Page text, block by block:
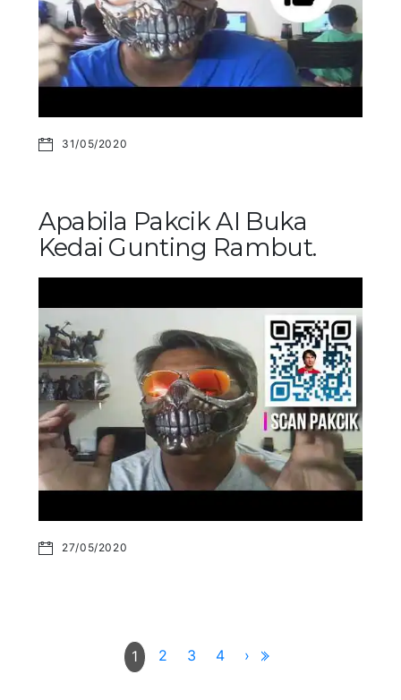
31/05/2020
Apabila Pakcik AI Buka
Kedai Gunting Rambut.
27/05/2020
1 2 3 4 ›